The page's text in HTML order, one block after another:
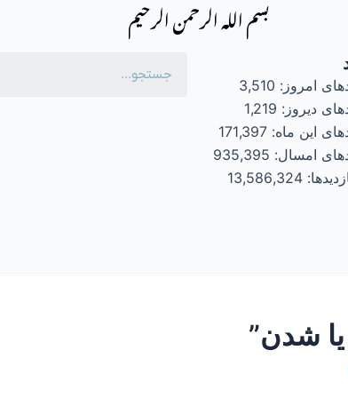
بسم الله الرحمن الرحیم
امروز: 3,510
دیروز: 1,219
این ماه:171,397
امسال: 935,395
13,586,324